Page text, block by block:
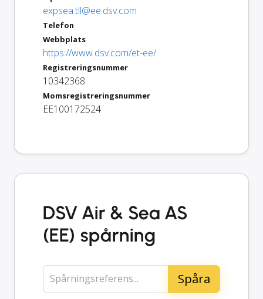
expsea.tll@ee.dsv.com
Telefon
Webbplats
https://www.dsv.com/et-ee/
Registreringsnummer
10342368
Momsregistreringsnummer
EE100172524
DSV Air & Sea AS
(EE) spårning
Spårningsreferens...